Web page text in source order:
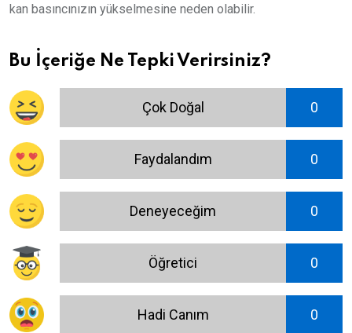
kan basıncınızın yükselmesine neden olabilir.
Bu İçeriğe Ne Tepki Verirsiniz?
Çok Doğal 0
Faydalandım 0
Deneyeceğim 0
Öğretici 0
Hadi Canım 0